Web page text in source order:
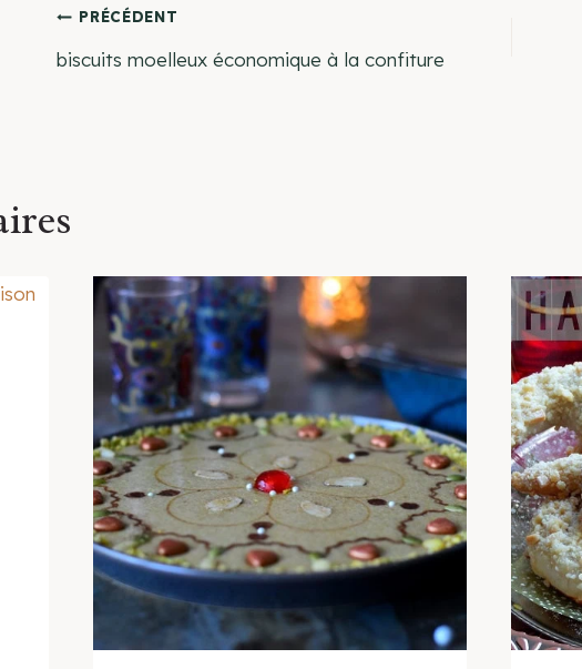
Navigation
PRÉCÉDENT
biscuits moelleux économique à la confiture